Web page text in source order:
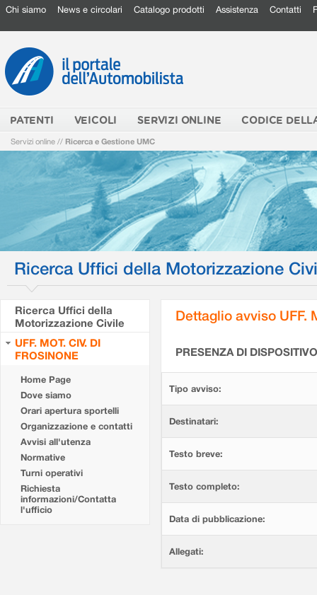
Chi siamo News e circolari Catalogo prodotti Assistenza Contatti
PATENTI VEICOLI SERVIZI ONLINE CODICE
Servizi online // Ricerca e Gestione UMC
Ricerca Uffici della Motorizzazione
Ricerca Uffici della
Motorizzazione Civile
UFF. MOT. CIV. DI
FROSINONE
Home Page
Dove siamo
Orari apertura sportelli
Organizzazione e contatti
Avvisi all'utenza
Normative
Turni operativi
Richiesta
informazioni/Contatta
l'ufficio
Dettaglio avviso UFF.
PRESENZA DI
Tipo avviso:
Destinatari:
Testo breve:
Testo completo:
Data di pubblicazione:
Allegati: